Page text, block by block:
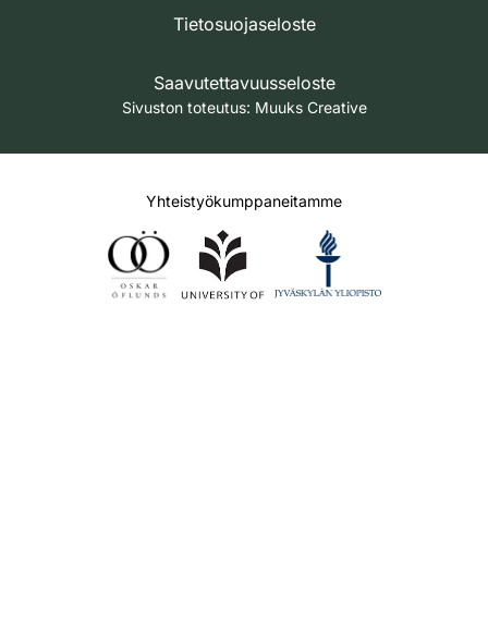
Tietosuojaseloste
Saavutettavuusseloste
Sivuston toteutus: Muuks Creative
Yhteistyökumppaneitamme